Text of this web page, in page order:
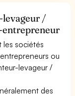
levageur /
entrepreneur
les sociétés
ou
levageur /
des